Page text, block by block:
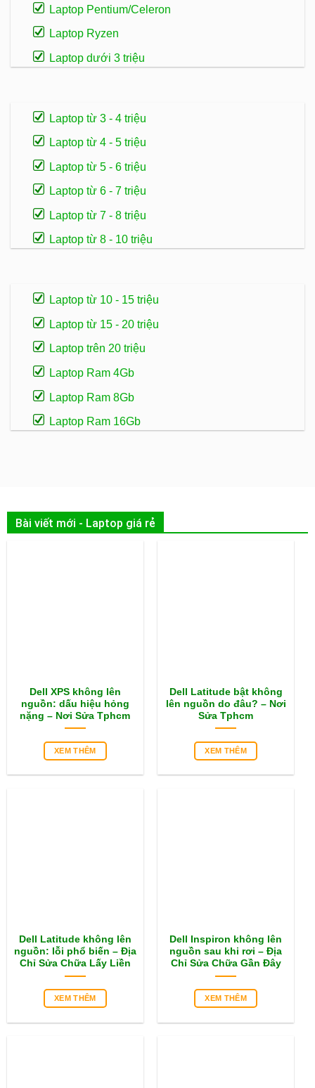
Laptop Pentium/Celeron
Laptop Ryzen
Laptop dưới 3 triệu
Laptop từ 3 - 4 triệu
Laptop từ 4 - 5 triệu
Laptop từ 5 - 6 triệu
Laptop từ 6 - 7 triệu
Laptop từ 7 - 8 triệu
Laptop từ 8 - 10 triệu
Laptop từ 10 - 15 triệu
Laptop từ 15 - 20 triệu
Laptop trên 20 triệu
Laptop Ram 4Gb
Laptop Ram 8Gb
Laptop Ram 16Gb
Bài viết mới - Laptop giá rẻ
Dell XPS không lên
nguồn: dấu hiệu hỏng
nặng – Nơi Sửa Tphcm
XEM THÊM
Dell Latitude bật không
lên nguồn do đâu? – Nơi
Sửa Tphcm
XEM THÊM
Dell Latitude không lên
nguồn: lỗi phổ biến – Địa
Chỉ Sửa Chữa Lấy Liền
XEM THÊM
Dell Inspiron không lên
nguồn sau khi rơi – Địa
Chỉ Sửa Chữa Gần Đây
XEM THÊM